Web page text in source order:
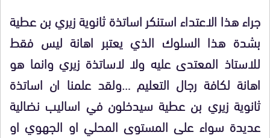
جراء هذا الاعتداء استنكر اساتذة ثانوية زيري بن عطية
بشدة هذا السلوك الذي يعتبر اهانة ليس فقط
للاستاذ المعتدى عليه ولا لاساتذة زيري وانما هو
اهانة لكافة رجال التعليم …ولقد علمنا ان اساتذة
ثانوية زيري بن عطية سيدخلون في اساليب نضالية
عديدة سواء على المستوى المحلي او الجهوي او